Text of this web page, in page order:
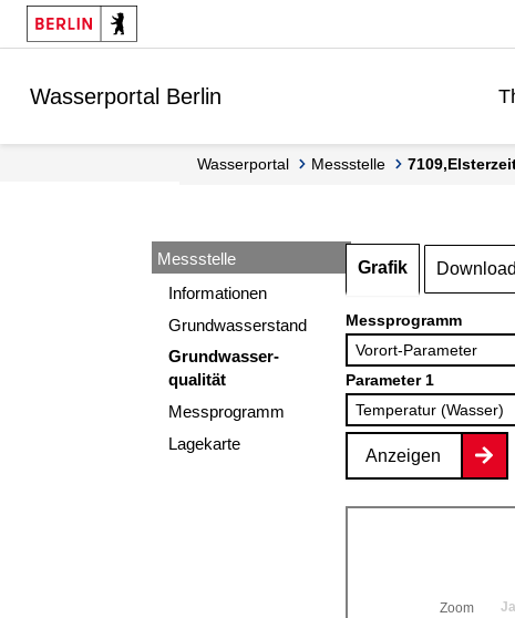
Springe zur Navigation
Springe zum Inhalt
Wasserportal Berlin
Wasserportal Messstelle
Messstelle
Informationen
Grundwasserstand
Grundwasser-
qualität
Messprogramm
Lagekarte
Grafik Download
Messprogramm
Parameter 1
Anzeigen
Zoom